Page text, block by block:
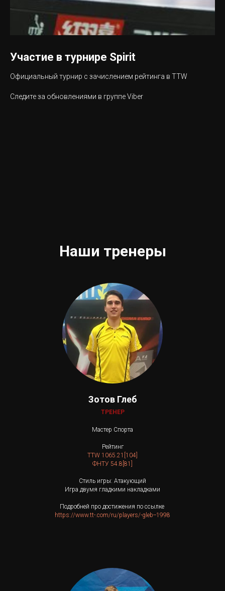
Участие в турнире Spirit
Официальный турнир с зачислением рейтинга в TTW
Следите за обновлениями в группе Viber
Наши тренеры
Зотов Глеб
ТРЕНЕР
Мастер Спорта
Рейтинг
TTW 1065.21[104]
ФНТУ 54.8[81]
Стиль игры: Атакующий
Игра двумя гладкими накладками
Подробней про достижения по ссылке
https://www.tt-.com/ru/players/-gleb--1998